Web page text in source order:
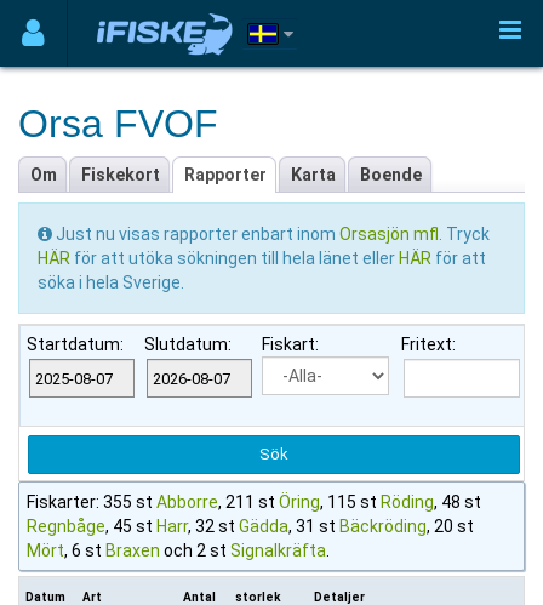
Orsa FVOF
Om Fiskekort Rapporter Karta Boende
Just nu visas rapporter enbart inom Orsasjön mfl . Tryck
HÄR för att utöka sökningen till hela länet eller HÄR för att
söka i hela Sverige.
Startdatum: Slutdatum: Fiskart: Fritext:
Fiskarter: 355 st Abborre, 211 st Öring, 115 st Röding, 48 st
Regnbåge, 45 st Harr, 32 st Gädda, 31 st Bäckröding, 20 st
Mört, 6 st Braxen och 2 st Signalkräfta
Datum Art Antal storlek Detaljer